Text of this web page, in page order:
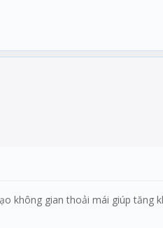
không gian thoải mái giúp tăng